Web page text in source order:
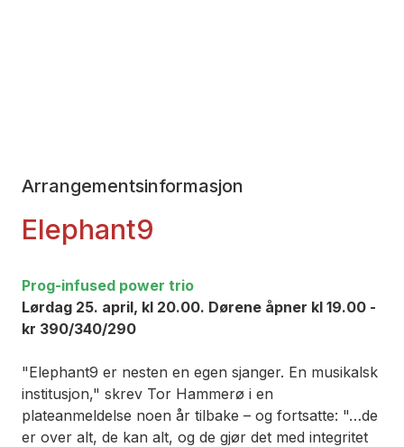
Arrangementsinformasjon
Elephant9
Prog-infused power trio
Lørdag 25. april, kl 20.00. Dørene åpner kl 19.00 -
kr 390/340/290
"Elephant9 er nesten en egen sjanger. En musikalsk
institusjon," skrev Tor Hammerø i en
plateanmeldelse noen år tilbake – og fortsatte: "…de
er over alt, de kan alt, og de gjør det med integritet